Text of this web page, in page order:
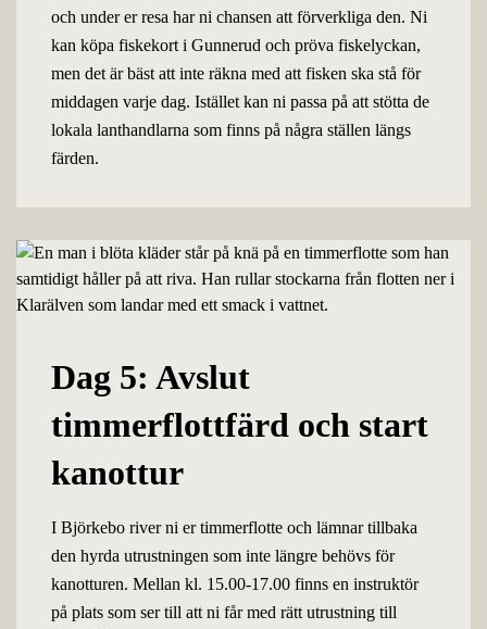
och under er resa har ni chansen att förverkliga den. Ni
kan köpa fiskekort i Gunnerud och pröva fiskelyckan,
men det är bäst att inte räkna med att fisken ska stå för
middagen varje dag. Istället kan ni passa på att stötta de
lokala lanthandlarna som finns på några ställen längs
färden.
Dag 5: Avslut
timmerflottfärd och start
kanottur
I Björkebo river ni er timmerflotte och lämnar tillbaka
den hyrda utrustningen som inte längre behövs för
kanotturen. Mellan kl. 15.00-17.00 finns en instruktör
på plats som ser till att ni får med rätt utrustning till